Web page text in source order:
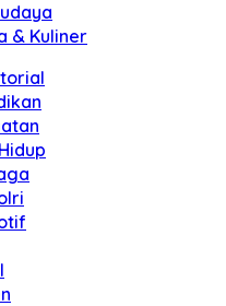
& Kuliner